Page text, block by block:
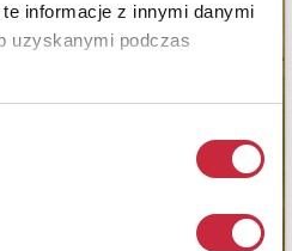
informacje z innymi danymi
uzyskanymi podczas